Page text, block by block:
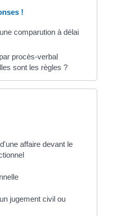
!
comparution à délai
procès-verbal
sont les règles ?
affaire devant le
jugement civil ou